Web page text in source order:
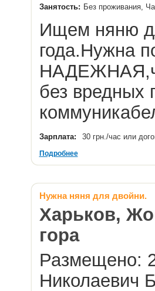
Занятость: Без проживания,
Ищем няню
года.Нужна
без вредных
Зарплата: 30 грн./час или
Подробнее
Нужна няня для двойни.
Харьков,
гора
Размещено:
Николаевич